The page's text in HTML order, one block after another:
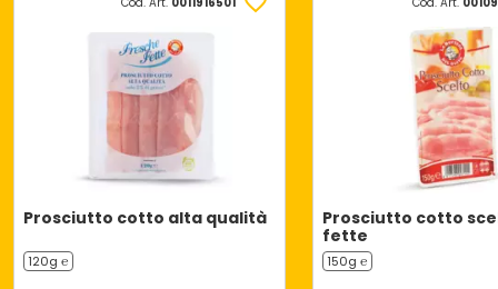
Prosciutto cotto alta qualità
120g ℮
Prosciutto cotto
fette
150g ℮